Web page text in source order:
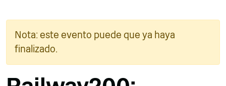
Nota: este evento puede que ya haya
finalizado.